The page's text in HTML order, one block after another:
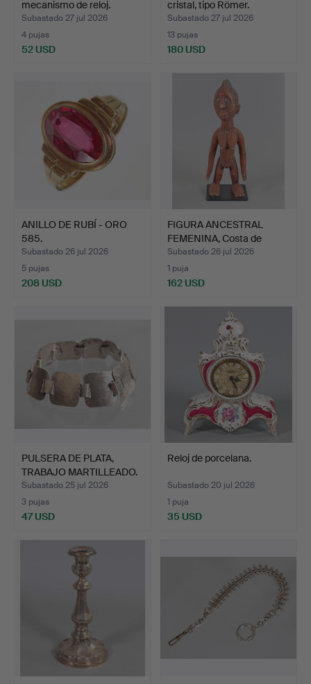
mecanismo de reloj.
Subastado 27 jul 2026
4 pujas
52 USD
cristal, tipo Römer.
Subastado 27 jul 2026
13 pujas
180 USD
ANILLO DE RUBÍ - ORO
585.
Subastado 26 jul 2026
5 pujas
208 USD
FIGURA ANCESTRAL
FEMENINA, Costa de
Marfil.
Subastado 26 jul 2026
1 puja
162 USD
PULSERA DE PLATA,
TRABAJO MARTILLEADO.
Subastado 25 jul 2026
3 pujas
47 USD
Reloj de porcelana.
Subastado 20 jul 2026
1 puja
35 USD